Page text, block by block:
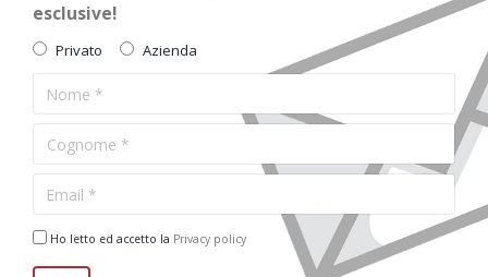
esclusive!
Privato Azienda
Ho letto ed accetto la Privacy policy